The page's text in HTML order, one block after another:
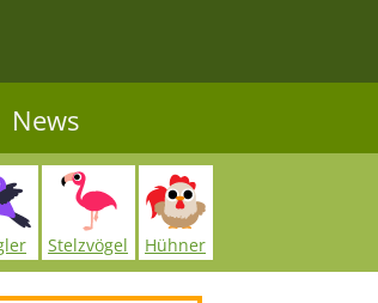
News
Stelzvögel Hühner